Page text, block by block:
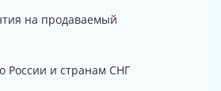
на продаваемый
России и странам СНГ